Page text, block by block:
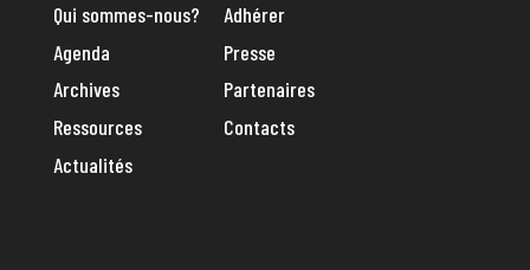
Qui sommes-nous?
Agenda
Archives
Ressources
Actualités
Adhérer
Presse
Partenaires
Contacts